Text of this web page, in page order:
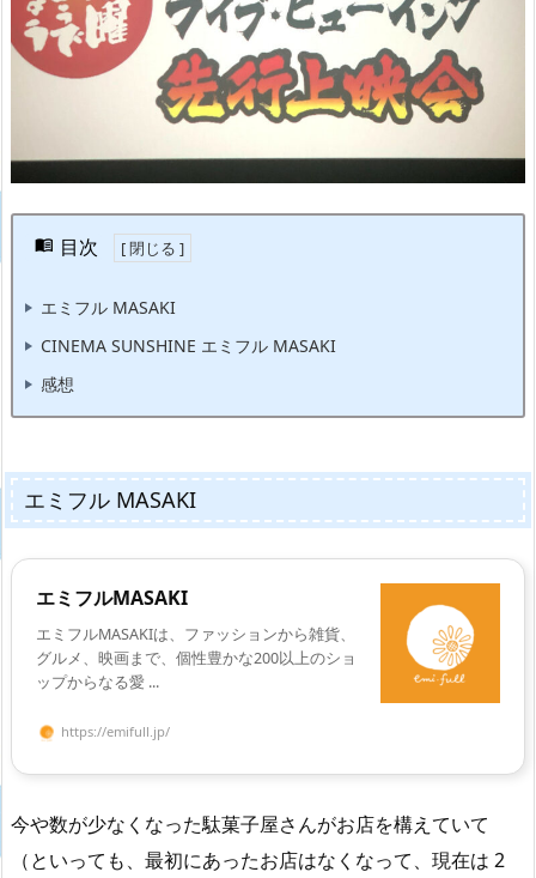
目次
エミフル MASAKI
CINEMA SUNSHINE エミフル MASAKI
感想
エミフル MASAKI
エミフルMASAKI
エミフルMASAKIは、ファッションから雑貨、
グルメ、映画まで、個性豊かな200以上のショ
ップからなる愛 ...
https://emifull.jp/
今や数が少なくなった駄菓子屋さんがお店を構えていて
（といっても、最初にあったお店はなくなって、現在は 2